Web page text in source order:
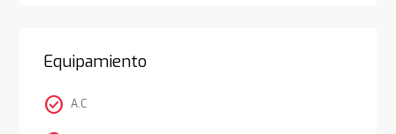
Equipamiento
check_circle A.C